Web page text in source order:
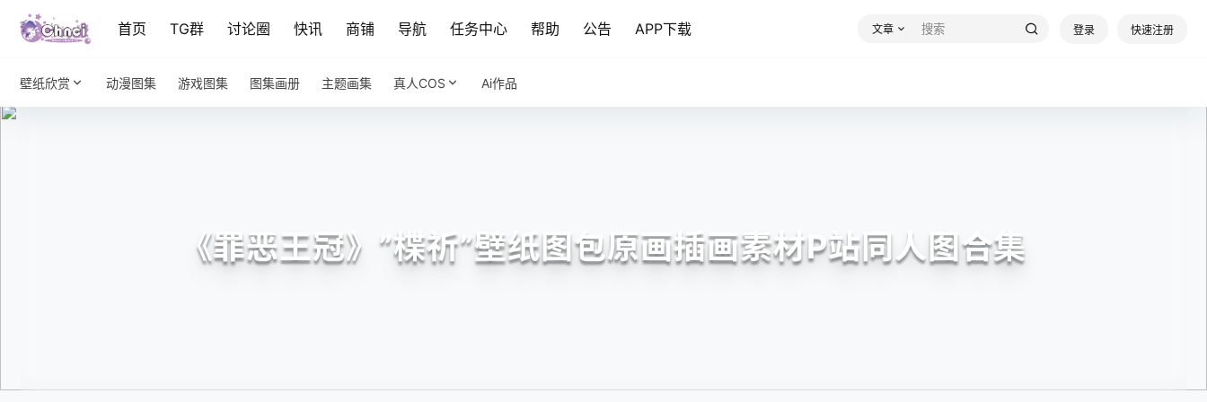
首页 TG群 讨论圈 快讯 商铺 导航 任务中心 帮助 公告 APP下载 文章 登录 快速注册
壁纸欣赏 动漫图集 游戏图集 图集画册 主题画集 真人COS Ai作品
《罪恶王冠》”楪祈”壁纸图包原画插画素材P站同人图合集